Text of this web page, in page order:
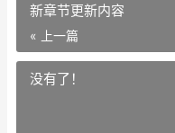
新章节更新内容
« 上一篇
没有了！